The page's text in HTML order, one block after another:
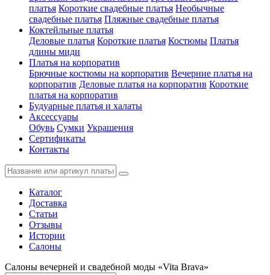
платья Короткие свадебные платья Необычные
свадебные платья Пляжные свадебные платья
Коктейльные платья
Деловые платья Короткие платья Костюмы Платья
длины миди
Платья на корпоратив
Брючные костюмы на корпоратив Вечерние платья на
корпоратив Деловые платья на корпоратив Короткие
платья на корпоратив
Будуарные платья и халаты
Аксессуары
Обувь Сумки Украшения
Сертификаты
Контакты
Каталог
Доставка
Статьи
Отзывы
Истории
Салоны
Салоны вечерней и свадебной моды «Vita Brava»